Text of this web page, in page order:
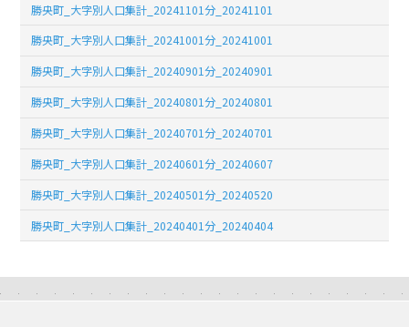
勝央町_大字別人口集計_20241101分_20241101
勝央町_大字別人口集計_20241001分_20241001
勝央町_大字別人口集計_20240901分_20240901
勝央町_大字別人口集計_20240801分_20240801
勝央町_大字別人口集計_20240701分_20240701
勝央町_大字別人口集計_20240601分_20240607
勝央町_大字別人口集計_20240501分_20240520
勝央町_大字別人口集計_20240401分_20240404